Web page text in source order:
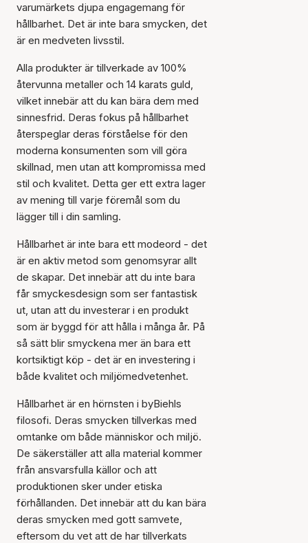
varumärkets djupa engagemang för
hållbarhet. Det är inte bara smycken, det
är en medveten livsstil.
Alla produkter är tillverkade av 100%
återvunna metaller och 14 karats guld,
vilket innebär att du kan bära dem med
sinnesfrid. Deras fokus på hållbarhet
återspeglar deras förståelse för den
moderna konsumenten som vill göra
skillnad, men utan att kompromissa med
stil och kvalitet. Detta ger ett extra lager
av mening till varje föremål som du
lägger till i din samling.
Hållbarhet är inte bara ett modeord - det
är en aktiv metod som genomsyrar allt
de skapar. Det innebär att du inte bara
får smyckesdesign som ser fantastisk
ut, utan att du investerar i en produkt
som är byggd för att hålla i många år. På
så sätt blir smyckena mer än bara ett
kortsiktigt köp - det är en investering i
både kvalitet och miljömedvetenhet.
Hållbarhet är en hörnsten i byBiehls
filosofi. Deras smycken tillverkas med
omtanke om både människor och miljö.
De säkerställer att alla material kommer
från ansvarsfulla källor och att
produktionen sker under etiska
förhållanden. Det innebär att du kan bära
deras smycken med gott samvete,
eftersom du vet att de har tillverkats